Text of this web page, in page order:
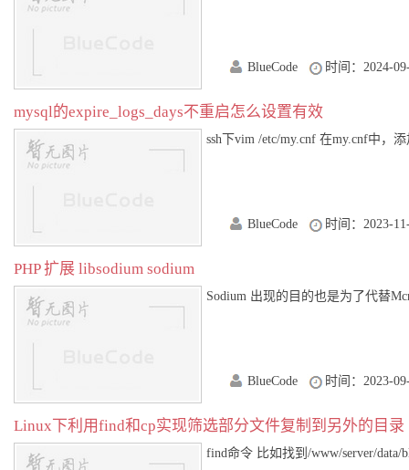
BlueCode 时间：2024-
mysql的expire_logs_days不重启怎么设置有效
ssh下vim /etc/my.cnf 在my.cnf中，
BlueCode 时间：2023-
PHP 扩展 libsodium sodium
Sodium 出现的目的也是为了代替
BlueCode 时间：2023-
Linux下利用find和cp实现筛选部分文件复制到另外的目录
find命令 比如找到/www/server/data/